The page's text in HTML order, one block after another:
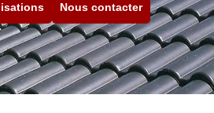
Nous contacter